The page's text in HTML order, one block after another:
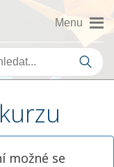
možné se